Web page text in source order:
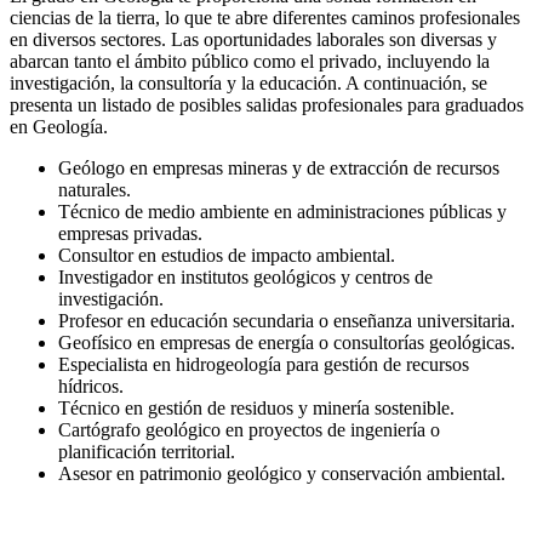
ciencias de la tierra, lo que te abre diferentes caminos profesionales
en diversos sectores. Las oportunidades laborales son diversas y
abarcan tanto el ámbito público como el privado, incluyendo la
investigación, la consultoría y la educación. A continuación, se
presenta un listado de posibles salidas profesionales para graduados
en Geología.
Geólogo en empresas mineras y de extracción de recursos
naturales.
Técnico de medio ambiente en administraciones públicas y
empresas privadas.
Consultor en estudios de impacto ambiental.
Investigador en institutos geológicos y centros de
investigación.
Profesor en educación secundaria o enseñanza universitaria.
Geofísico en empresas de energía o consultorías geológicas.
Especialista en hidrogeología para gestión de recursos
hídricos.
Técnico en gestión de residuos y minería sostenible.
Cartógrafo geológico en proyectos de ingeniería o
planificación territorial.
Asesor en patrimonio geológico y conservación ambiental.